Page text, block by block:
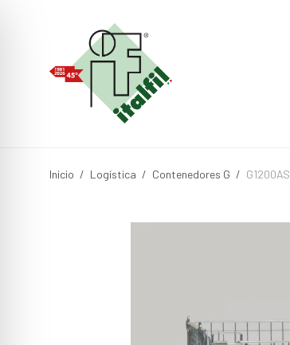
Inicio / Logística / Contenedores G / G1200AS